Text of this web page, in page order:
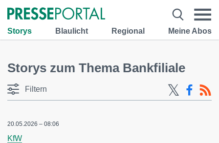
Storys Blaulicht Regional Meine Abos
Storys zum Thema Bankfiliale
Filtern
20.05.2026 – 08:06
KfW